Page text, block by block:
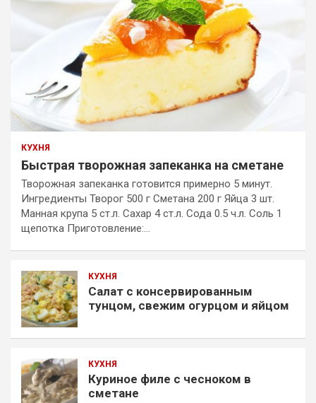
КУХНЯ
Быстрая творожная запеканка на сметане
Творожная запеканка готовится примерно 5 минут.
Ингредиенты Творог 500 г Сметана 200 г Яйца 3 шт.
Манная крупа 5 ст.л. Сахар 4 ст.л. Сода 0.5 ч.л. Соль 1
щепотка Приготовление:…
КУХНЯ
Салат с консервированным
тунцом, свежим огурцом и яйцом
КУХНЯ
Куриное филе с чесноком в
сметане